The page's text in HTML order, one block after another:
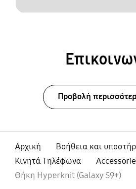
Προβολή
Αρχική
Βοήθεια και
Κινητά Τηλέφωνα
Θήκη Hyperknit (Galaxy S9+)